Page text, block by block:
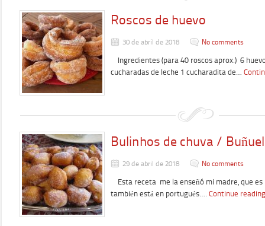
Roscos de huevo
30 de abril de 2018 No comments
Ingredientes (para 40 roscos aprox.) 6
cucharadas de leche 1 cucharadita de…
Bulinhos de chuva /
29 de abril de 2018 No comments
Esta receta me la enseñó mi madre, que
también está en portugués…. Continue